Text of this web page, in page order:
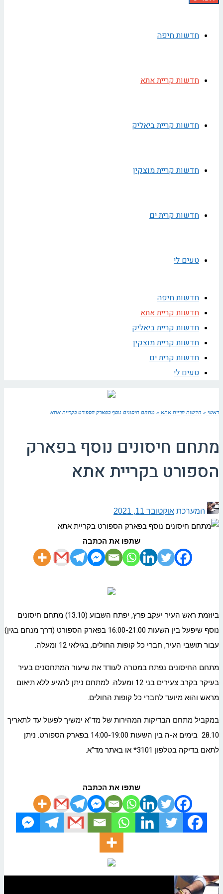
חדשות חיפה
חדשות קריית אתא
חדשות קריית ביאליק
חדשות קריית מוצקין
חדשות קרית ים
טעים לי
חדשות חיפה
חדשות קריית אתא
חדשות קריית ביאליק
חדשות קריית מוצקין
חדשות קרית ים
טעים לי
ראשי » חדשות קריית אתא » מתחם חיסונים נוסף בפארק הספורט בקריית אתא
מתחם חיסונים נוסף בפארק
הספורט בקריית אתא
המערכת אוקטובר 11, 2021
שתפו את הכתבה
ביוזמת ראש העיר יעקב פרץ, יפתח השבוע (13.10) מתחם חיסונים
נוסף שיפעל בין השעות 16:00-21:00 בפארק הספורט (דרך מנחם בגין)
עבור תושבי העיר, חברי כל קופות החולים, בגילאי 12 ומעלה.
מתחם החיסונים נפתח במטרה לעודד את שיעור המתחסנים בעיר
בעיקר בקרב צעירים בני 12 ומעלה. למתחם ניתן להגיע ללא תיאום
מראש והוא מיועד לחברי כל קופות החולים.
במקביל מתחם הבדיקות המהירות של מד"א ימשיך לפעול עד לתאריך
28.10 בימים א-ה בין השעות 14:00-19:00 בפארק הספורט. ניתן
לתאם בדיקה בטלפון 3101* או באתר מד"א.
שתפו את הכתבה